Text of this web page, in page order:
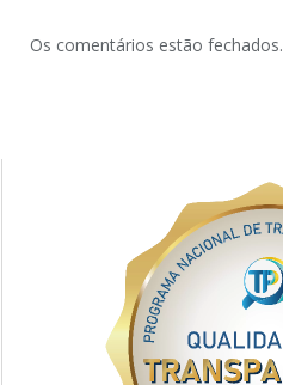
Os comentários estão fechados.